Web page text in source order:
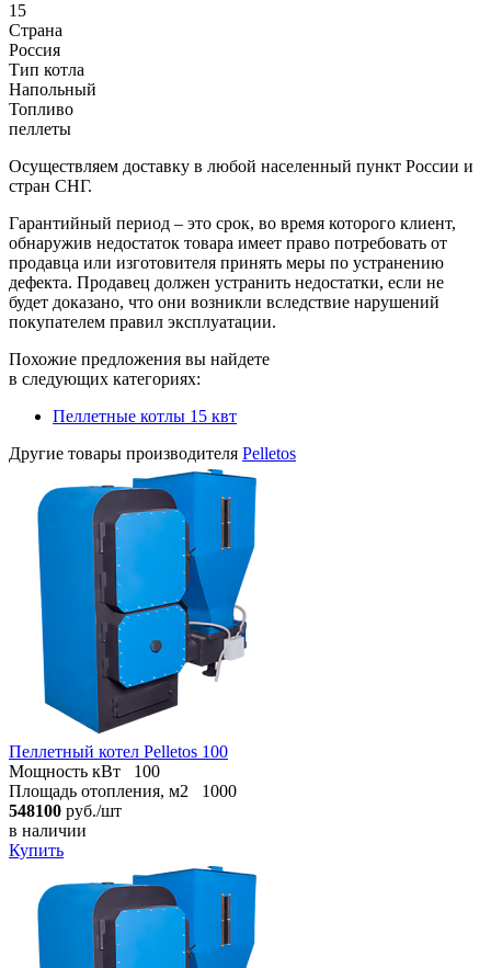
15
Страна
Россия
Тип котла
Напольный
Топливо
пеллеты
Осуществляем доставку в любой населенный пункт России и
стран СНГ.
Гарантийный период – это срок, во время которого клиент,
обнаружив недостаток товара имеет право потребовать от
продавца или изготовителя принять меры по устранению
дефекта. Продавец должен устранить недостатки, если не
будет доказано, что они возникли вследствие нарушений
покупателем правил эксплуатации.
Похожие предложения вы найдете
в следующих категориях:
Пеллетные котлы 15 квт
Другие товары производителя Pelletos
Пеллетный котел Pelletos 100
Мощность кВт
100
Площадь отопления, м2
1000
548100 руб./шт
в наличии
Купить